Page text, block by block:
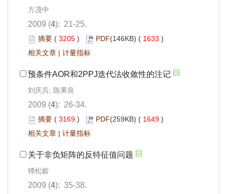
方茂中
2009 (4): 21-25.
摘要 ( 3205 ) PDF(146KB) ( 1633 )
相关文章 | 计量指标
预条件AOR和2PPJ迭代法收敛性的注记
刘庆兵; 陈果良
2009 (4): 26-34.
摘要 ( 3169 ) PDF(259KB) ( 1649 )
相关文章 | 计量指标
关于非负矩阵的反特征值问题
镡松龄
2009 (4): 35-38.